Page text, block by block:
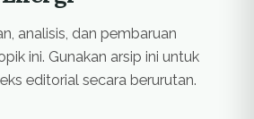
analisis, dan pembaruan
ini. Gunakan arsip ini untuk
editorial secara berurutan.